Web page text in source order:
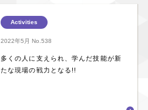
Activities
2022年5月 No.538
多くの人に支えられ、学んだ技能が新
たな現場の戦力となる!!